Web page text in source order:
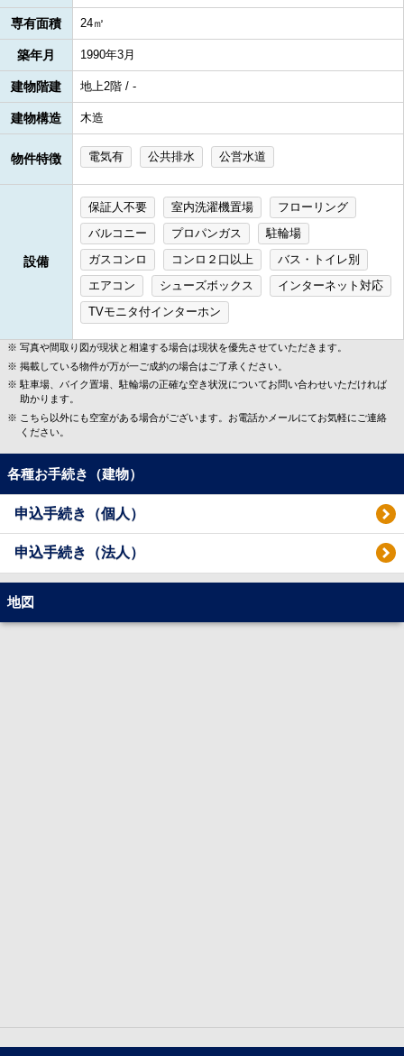
専有面積 24㎡
築年月 1990年3月
建物階建 地上2階 / -
建物構造 木造
物件特徴 電気有 公共排水 公営水道
設備
保証人不要 室内洗濯機置場
フローリング
バルコニー
プロパンガス
駐輪場
ガスコンロ
コンロ２口以上
バス・トイレ別
エアコン
シューズボックス
インターネット対応
TVモニタ付インターホン
写真や間取り図が現状と相違する場合は現状を優先させていただきます。
掲載している物件が万が一ご成約の場合はご了承ください。
駐車場、バイク置場、駐輪場の正確な空き状況についてお問い合わせいただければ
助かります。
こちら以外にも空室がある場合がございます。お電話かメールにてお気軽にご連絡
ください。
各種お手続き（建物）
申込手続き（個人）
申込手続き（法人）
地図